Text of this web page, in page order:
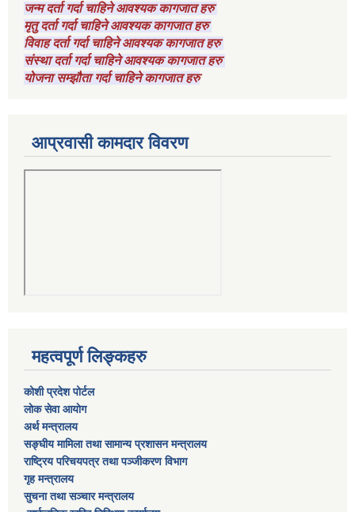
जन्म दर्ता गर्दा चाहिने आवश्यक कागजात हरु
मृतु दर्ता गर्दा चाहिने आवश्यक कागजात हरु
विवाह दर्ता गर्दा चाहिने आवश्यक कागजात हरु
संस्था दर्ता गर्दा चाहिने आवश्यक कागजात हरु
योजना सम्झौता गर्दा चाहिने कागजात हरु
आप्रवासी कामदार विवरण
महत्वपूर्ण लिङ्कहरु
कोशी प्रदेश पोर्टल
लाेक सेवा आयाेग
अर्थ मन्त्रालय
सङ्घीय मामिला तथा सामान्य प्रशासन मन्त्रालय
राष्‍ट्रिय परिचयपत्र तथा पञ्‍जीकरण विभाग
गृह मन्त्रालय
सुचना तथा सञ्चार मन्त्रालय